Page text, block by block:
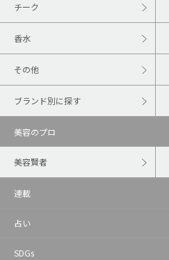
チーク
香水
その他
ブランド別に探す
美容のプロ
美容賢者
連載
占い
SDGs